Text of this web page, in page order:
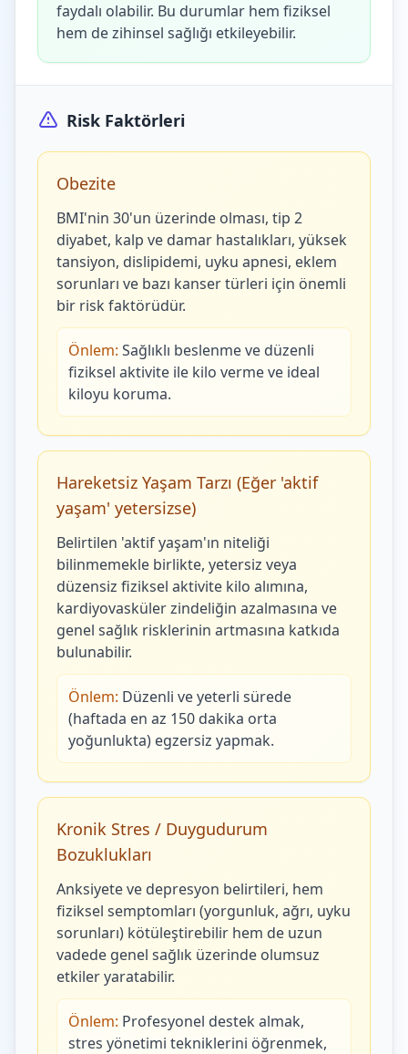
faydalı olabilir. Bu durumlar hem fiziksel
hem de zihinsel sağlığı etkileyebilir.
Risk Faktörleri
Obezite
BMI'nin 30'un üzerinde olması, tip 2
diyabet, kalp ve damar hastalıkları, yüksek
tansiyon, dislipidemi, uyku apnesi, eklem
sorunları ve bazı kanser türleri için önemli
bir risk faktörüdür.
Önlem: Sağlıklı beslenme ve düzenli
fiziksel aktivite ile kilo verme ve ideal
kiloyu koruma.
Hareketsiz Yaşam Tarzı (Eğer 'aktif
yaşam' yetersizse)
Belirtilen 'aktif yaşam'ın niteliği
bilinmemekle birlikte, yetersiz veya
düzensiz fiziksel aktivite kilo alımına,
kardiyovasküler zindeliğin azalmasına ve
genel sağlık risklerinin artmasına katkıda
bulunabilir.
Önlem: Düzenli ve yeterli sürede
(haftada en az 150 dakika orta
yoğunlukta) egzersiz yapmak.
Kronik Stres / Duygudurum
Bozuklukları
Anksiyete ve depresyon belirtileri, hem
fiziksel semptomları (yorgunluk, ağrı, uyku
sorunları) kötüleştirebilir hem de uzun
vadede genel sağlık üzerinde olumsuz
etkiler yaratabilir.
Önlem: Profesyonel destek almak,
stres yönetimi tekniklerini öğrenmek,